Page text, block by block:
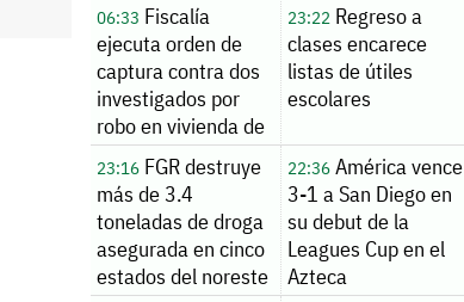
06:33 Fiscalía
ejecuta orden de
captura contra dos
investigados por
robo en vivienda de
Allende
23:22Regreso a
clases encarece
listas de útiles
escolares
23:16 FGR destruye
más de 3.4
toneladas de droga
asegurada en cinco
estados del noreste
22:36América vence
3-1 a San Diego en
su debut de la
Leagues Cup en el
Azteca